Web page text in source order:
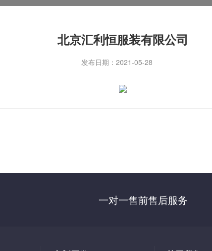
北京汇利恒服装有限公司
发布日期：2021-05-28
一对一售前售后服务